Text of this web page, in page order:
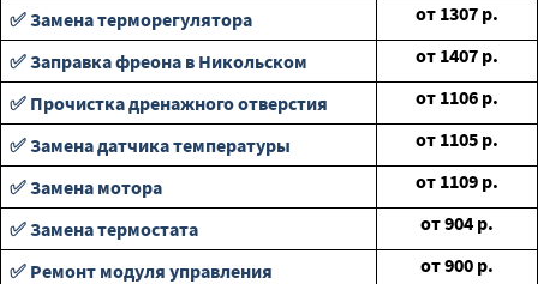
✅ Замена терморегулятора
от 1307 р.
✅ Заправка фреона в Никольском
от 1407 р.
✅ Прочистка дренажного отверстия
от 1106 р.
✅ Замена датчика температуры
от 1105 р.
✅ Замена мотора
от 1109 р.
✅ Замена термостата
от904 р.
✅ Ремонт модуля управления
от900 р.